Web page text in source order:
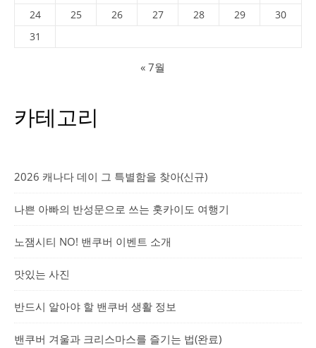
24
25 26 27 28 29
30
31
« 7월
카테고리
2026 캐나다 데이 그 특별함을 찾아(신규)
나쁜 아빠의 반성문으로 쓰는 홋카이도 여행기
노잼시티 NO! 밴쿠버 이벤트 소개
맛있는 사진
반드시 알아야 할 밴쿠버 생활 정보
밴쿠버 겨울과 크리스마스를 즐기는 법(완료)